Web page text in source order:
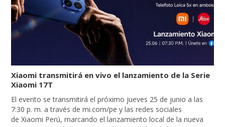
Xiaomi transmitirá en vivo el lanzamiento de la Serie
Xiaomi 17T
El evento se transmitirá el próximo jueves 25 de junio a las
7:30 p. m. a través de mi.com/pe y las redes sociales
de Xiaomi Perú, marcando el lanzamiento local de la nueva